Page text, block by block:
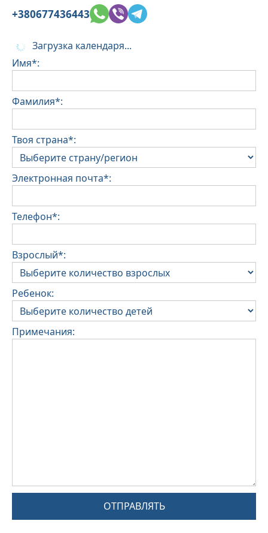
+380677436443
Загрузка календаря...
Имя*:
Фамилия*:
Твоя страна*:
Электронная почта*:
Телефон*:
Взрослый*:
Ребенок:
Примечания:
ОТПРАВЛЯТЬ